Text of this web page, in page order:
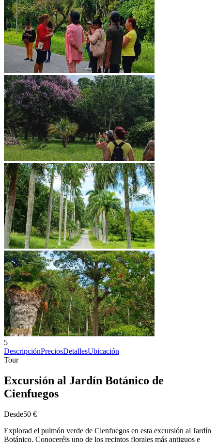
5
DescripciónPreciosDetallesUbicación
Tour
Excursión al Jardín Botánico de
Cienfuegos
Desde50 €
Explorad el pulmón verde de Cienfuegos en esta excursión al Jardín
Botánico. Conoceréis uno de los recintos florales más antiguos e